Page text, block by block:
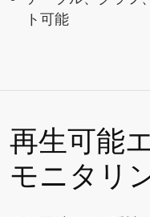
ト可能
再生可能
モニタリ